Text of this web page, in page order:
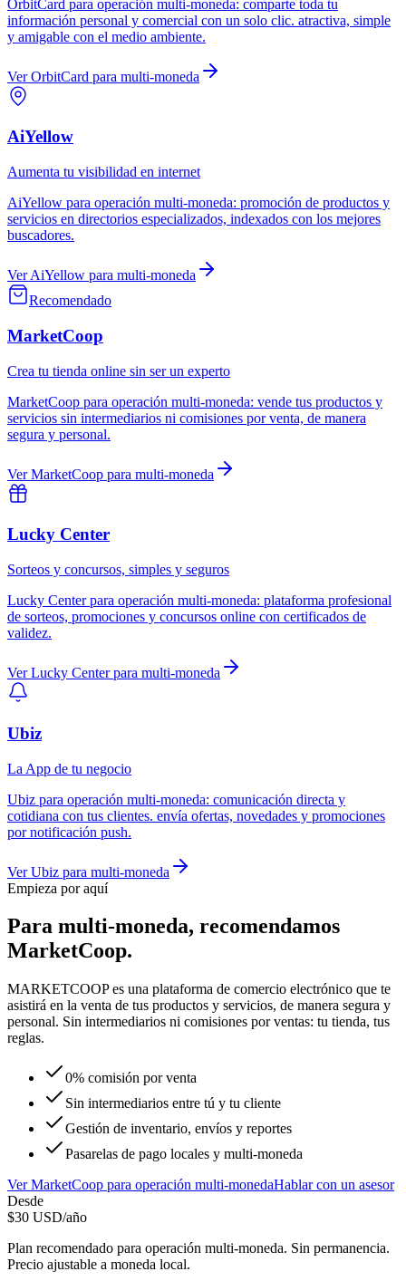
OrbitCard para operación multi-moneda: comparte toda tu
información personal y comercial con un solo clic. atractiva, simple
y amigable con el medio ambiente.
VerOrbitCard para multi-moneda
AiYellow
Aumenta tu visibilidad en internet
AiYellow para operación multi-moneda: promoción de productos y
servicios en directorios especializados, indexados con los mejores
buscadores.
VerAiYellow para multi-moneda
Recomendado
MarketCoop
Crea tu tienda online sin ser un experto
MarketCoop para operación multi-moneda: vende tus productos y
servicios sin intermediarios ni comisiones por venta, de manera
segura y personal.
VerMarketCoop para multi-moneda
Lucky Center
Sorteos y concursos, simples y seguros
Lucky Centerpara operación multi-moneda: plataforma profesional
de sorteos, promociones y concursos online con certificados de
validez.
VerLucky Centerpara multi-moneda
Ubiz
La App de tu negocio
Ubiz para operación multi-moneda: comunicación directa y
cotidiana con tus clientes. envía ofertas, novedades y promociones
por notificación push.
VerUbiz para multi-moneda
Empieza por aquí
Para multi-moneda, recomendamos
MarketCoop.
MARKETCOOP es una plataforma de comercio electrónico que te
asistirá en la venta de tus productos y servicios, de manera segura y
personal. Sin intermediarios ni comisiones por ventas: tu tienda, tus
reglas.
0% comisión por venta
Sin intermediarios entre tú y tu cliente
Gestión de inventario, envíos y reportes
Pasarelas de pago locales y multi-moneda
VerMarketCoop para operación multi-monedaHablar con un asesor
Desde
$30 USD/año
Plan recomendado para operación multi-moneda. Sin permanencia.
Precio ajustable a moneda local.